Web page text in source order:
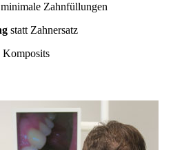
Zahnfüllungen
statt Zahnersatz